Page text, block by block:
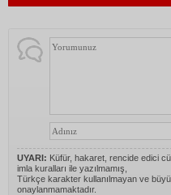
UYARI: Küfür, hakaret, rencide edici
imla kuralları ile yazılmamış,
Türkçe karakter kullanılmayan ve
onaylanmamaktadır.